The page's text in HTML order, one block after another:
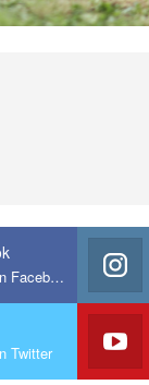
Join us on Facebook
Twitter